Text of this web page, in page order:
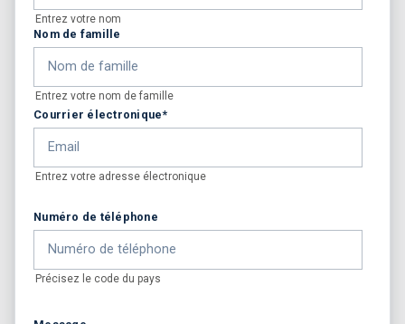
Entrez votre nom
Nom de famille
Entrez votre nom de famille
Courrier électronique*
Entrez votre adresse électronique
Numéro de téléphone
Précisez le code du pays